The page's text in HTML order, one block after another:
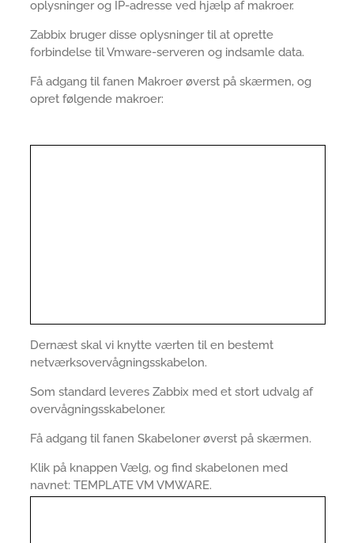
oplysninger og IP-adresse ved hjælp af makroer.
Zabbix bruger disse oplysninger til at oprette
forbindelse til Vmware-serveren og indsamle data.
Få adgang til fanen Makroer øverst på skærmen, og
opret følgende makroer:
Dernæst skal vi knytte værten til en bestemt
netværksovervågningsskabelon.
Som standard leveres Zabbix med et stort udvalg af
overvågningsskabeloner.
Få adgang til fanen Skabeloner øverst på skærmen.
Klik på knappen Vælg, og find skabelonen med
navnet: TEMPLATE VM VMWARE.